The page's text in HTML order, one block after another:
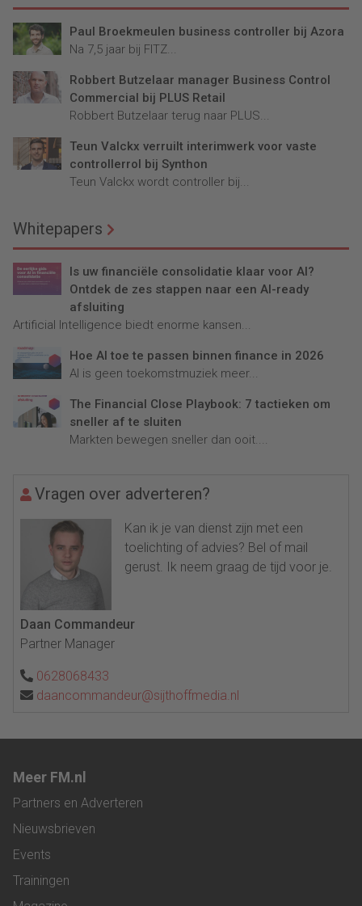
Paul Broekmeulen business controller bij Azora
Na 7,5 jaar bij FITZ...
Robbert Butzelaar manager Business Control
Commercial bij PLUS Retail
Robbert Butzelaar terug naar PLUS...
Teun Valckx verruilt interimwerk voor vaste
controllerrol bij Synthon
Teun Valckx wordt controller bij...
Whitepapers
Is uw financiële consolidatie klaar voor AI?
Ontdek de zes stappen naar een AI-ready
afsluiting
Artificial Intelligence biedt enorme kansen...
Hoe AI toe te passen binnen finance in 2026
AI is geen toekomstmuziek meer...
The Financial Close Playbook: 7 tactieken om
sneller af te sluiten
Markten bewegen sneller dan ooit....
Vragen over adverteren?
Kan ik je van dienst zijn met een
toelichting of advies? Bel of mail
gerust. Ik neem graag de tijd voor je.
Daan Commandeur
Partner Manager
0628068433
daancommandeur@sijthoffmedia.nl
Meer FM.nl
Partners en Adverteren
Nieuwsbrieven
Events
Trainingen